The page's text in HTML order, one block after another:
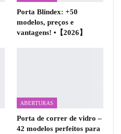
Porta Blindex: +50
modelos, preços e
vantagens! •【2026】
ABERTURAS
Porta de correr de vidro –
42 modelos perfeitos para